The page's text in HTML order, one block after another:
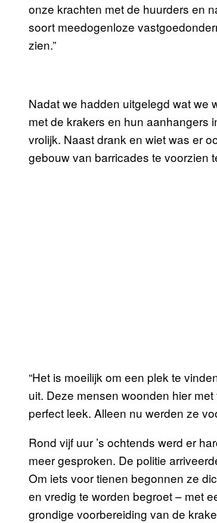
onze krachten met de huurders en
soort meedogenloze
zien.”
Nadat we hadden uitgelegd wat we
met de krakers en hun aanhangers
vrolijk. Naast drank en wiet was er
gebouw van barricades te voorzien
“Het is moeilijk om een plek te
uit. Deze mensen woonden hier
perfect leek. Alleen nu werden ze
Rond vijf uur ’s ochtends werd er
meer gesproken. De politie
Om iets voor tienen begonnen ze
en vredig te worden begroet – met
grondige voorbereiding van de